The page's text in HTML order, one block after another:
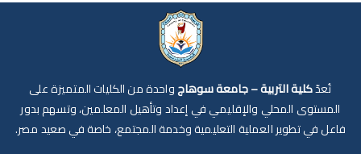
تُعدّكلية التربية – جامعة سوهاجواحدة من الكليات المتميزة على
المستوى المحلي والإقليمي في إعداد وتأهيل المعلمين، وتسهم بدور
فاعل في تطوير العملية التعليمية وخدمة المجتمع، خاصة في صعيد مصر.